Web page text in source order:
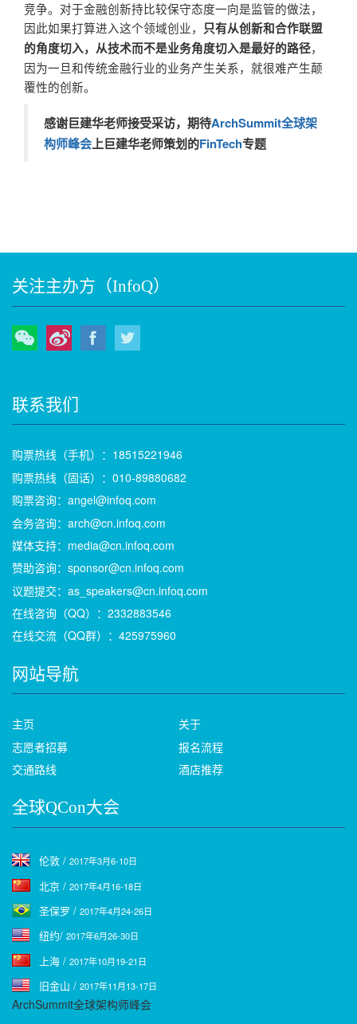
竞争。对于金融创新持比较保守态度一向是监管的做法，
因此如果打算进入这个领域创业， 只有从创新和合作联盟
的角度切入，从技术而不是业务角度切入是最好的路径，
因为一旦和传统金融行业的业务产生关系，就很难产生颠
覆性的创新。
感谢巨建华老师接受采访，期待ArchSummit全球架
构师峰会上巨建华老师策划的FinTech专题
关注主办方（InfoQ）
微信 微博 Facebook
联系我们
购票热线（手机）：18515221946
购票热线（固话）：010-89880682
购票咨询：angel@infoq.com
会务咨询：arch@cn.infoq.com
媒体支持：media@cn.infoq.com
赞助咨询：sponsor@cn.infoq.com
议题提交：as_speakers@cn.infoq.com
在线咨询（QQ）：2332883546
在线交流（QQ群）：425975960
网站导航
主页
关于
志愿者招募
报名流程
交通路线
酒店推荐
全球QCon大会
伦敦 / 2017年3月6-10日
北京 / 2017年4月16-18日
圣保罗 / 2017年4月24-26日
纽约/ 2017年6月26-30日
上海 / 2017年10月19-21日
旧金山 / 2017年11月13-17日
ArchSummit全球架构师峰会